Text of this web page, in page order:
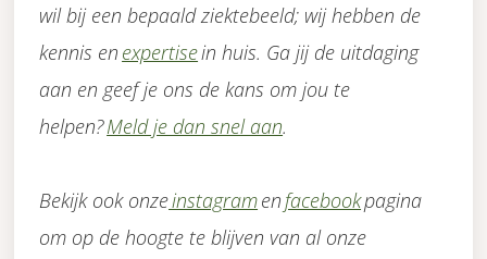
wil bij een bepaald ziektebeeld; wij hebben de
kennis en expertisein huis. Ga jij de uitdaging
aan en geef je ons de kans om jou te
helpen?Meld je dan snel aan.
Bekijk ook onzeinstagramen facebookpagina
om op de hoogte te blijven van al onze